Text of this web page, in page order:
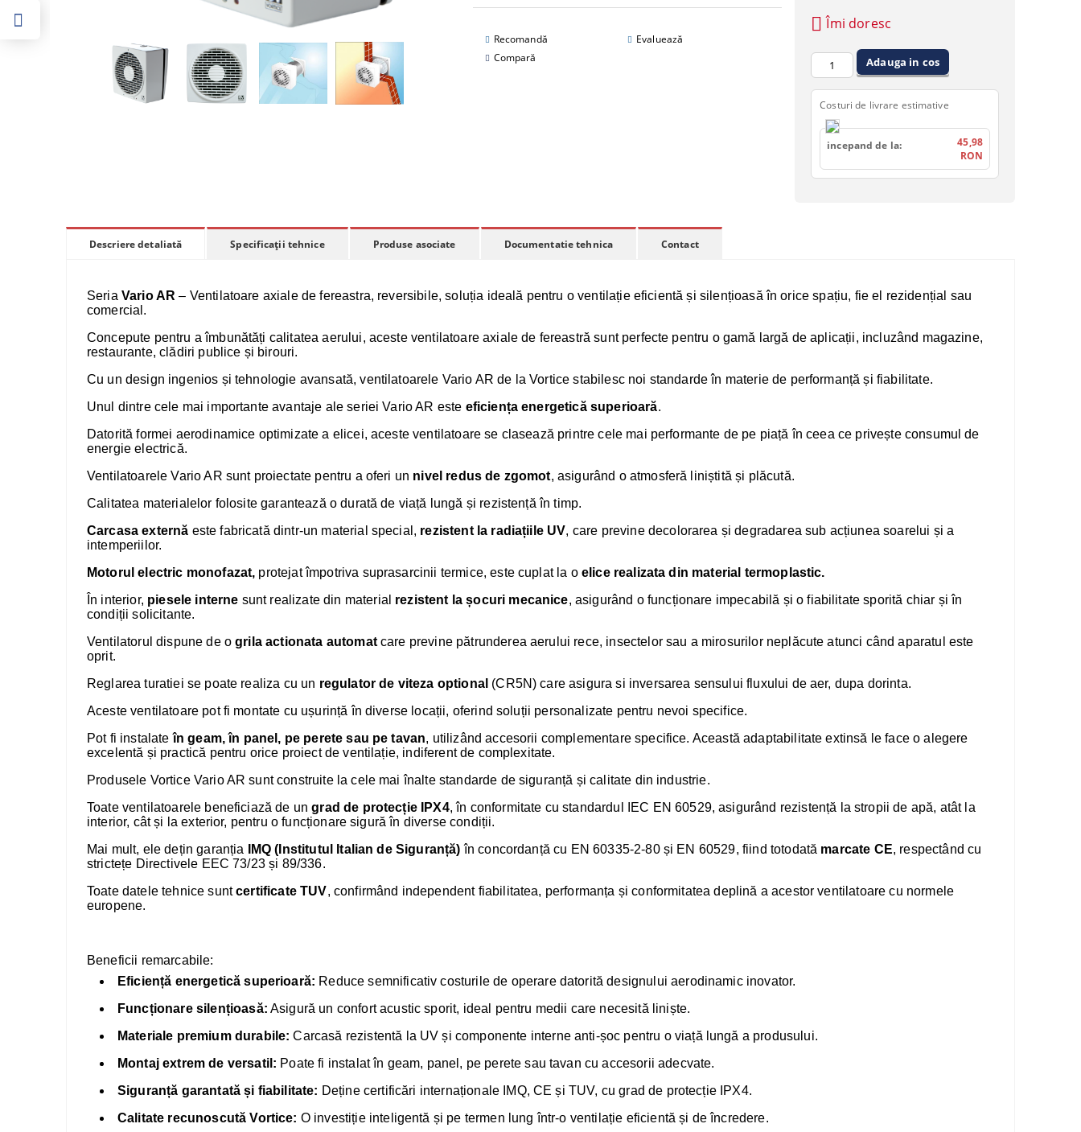
Recomandă
Evaluează
Compară
Îmi doresc
Costuri de livrare estimative
incepand de la:
45,98
RON
Descriere detaliată Specificații tehnice Produse asociate Documentatie tehnica Contact
Seria Vario AR – Ventilatoare axiale de fereastra, reversibile, soluția ideală pentru o ventilație eficientă și silențioasă în orice spațiu, fie el rezidențial sau
comercial.
Concepute pentru a îmbunătăți calitatea aerului, aceste ventilatoare axiale de fereastră sunt perfecte pentru o gamă largă de aplicații, incluzând magazine,
restaurante, clădiri publice și birouri.
Cu un design ingenios și tehnologie avansată, ventilatoarele Vario AR de la Vortice stabilesc noi standarde în materie de performanță și fiabilitate.
Unul dintre cele mai importante avantaje ale seriei Vario AR este eficiența energetică superioară.
Datorită formei aerodinamice optimizate a elicei, aceste ventilatoare se clasează printre cele mai performante de pe piață în ceea ce privește consumul de
energie electrică.
Ventilatoarele Vario AR sunt proiectate pentru a oferi un nivel redus de zgomot, asigurând o atmosferă liniștită și plăcută.
Calitatea materialelor folosite garantează o durată de viață lungă și rezistență în timp.
Carcasa externă este fabricată dintr-un material special, rezistent la radiațiile UV, care previne decolorarea și degradarea sub acțiunea soarelui și a
intemperiilor.
Motorul electric monofazat, protejat împotriva suprasarcinii termice, este cuplat la o elice realizata din material termoplastic.
În interior, piesele interne sunt realizate din material rezistent la șocuri mecanice, asigurând o funcționare impecabilă și o fiabilitate sporită chiar și în
condiții solicitante.
Ventilatorul dispune de ogrila actionata automatcare previne pătrunderea aerului rece, insectelor sau a mirosurilor neplăcute atunci când aparatul este
oprit.
Reglarea turatiei se poate realiza cu un regulator de viteza optional (CR5N) care asigura si inversarea sensului fluxului de aer, dupa dorinta.
Aceste ventilatoare pot fi montate cu ușurință în diverse locații, oferind soluții personalizate pentru nevoi specifice.
Pot fi instalateîn geam, în panel, pe perete sau pe tavan, utilizând accesorii complementare specifice. Această adaptabilitate extinsă le face o alegere
excelentă și practică pentru orice proiect de ventilație, indiferent de complexitate.
Produsele Vortice Vario AR sunt construite la cele mai înalte standarde de siguranță și calitate din industrie.
Toate ventilatoarele beneficiază de ungrad de protecție IPX4, în conformitate cu standardul IEC EN 60529, asigurând rezistență la stropii de apă, atât la
interior, cât și la exterior, pentru o funcționare sigură în diverse condiții.
Mai mult, ele dețin garanția
IMQ (Institutul Italian de Siguranță) în concordanță cu EN 60335-2-80 și EN 60529, fiind totodată marcate CE, respectând cu
strictețe Directivele EEC 73/23 și 89/336.
Toate datele tehnice suntcertificate TUV, confirmând independent fiabilitatea, performanța și conformitatea deplină a acestor ventilatoare cu normele
europene.
Beneficii remarcabile:
Eficiență energetică superioară: Reduce semnificativ costurile de operare datorită designului aerodinamic inovator.
Funcționare silențioasă: Asigură un confort acustic sporit, ideal pentru medii care necesită liniște.
Materiale premium durabile: Carcasă rezistentă la UV și componente interne anti-șoc pentru o viață lungă a produsului.
Montaj extrem de versatil: Poate fi instalat în geam, panel, pe perete sau tavan cu accesorii adecvate.
Siguranță garantată și fiabilitate: Deține certificări internaționale IMQ, CE și TUV, cu grad de protecție IPX4.
Calitate recunoscută Vortice: O investiție inteligentă și pe termen lung într-o ventilație eficientă și de încredere.